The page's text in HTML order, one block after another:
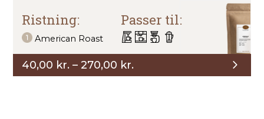
Ristning:
American Roast
Passer til:
40,00 kr. – 270,00 kr.Prisinterval:
40,00 kr.